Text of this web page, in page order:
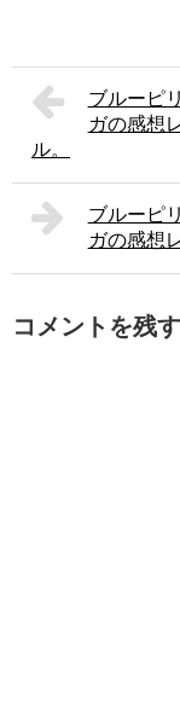
ブルーピ
ガの感想
ル。
ブルーピ
ガの感想
コメントを残す